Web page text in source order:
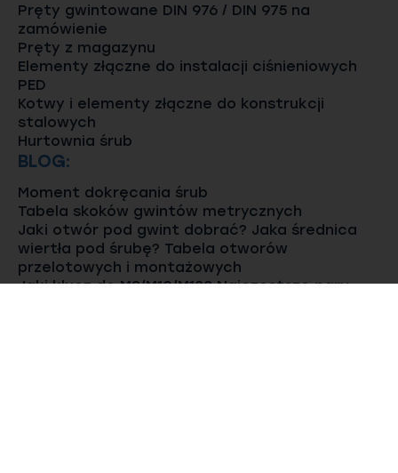
Pręty gwintowane DIN 976 / DIN 975 na
zamówienie
Pręty z magazynu
Elementy złączne do instalacji ciśnieniowych
PED
Kotwy i elementy złączne do konstrukcji
stalowych
Hurtownia śrub
BLOG:
Moment dokręcania śrub
Tabela skoków gwintów metrycznych
Jaki otwór pod gwint dobrać? Jaka średnica
wiertła pod śrubę? Tabela otworów
przelotowych i montażowych
Jaki klucz do M8/M10/M12? Najczęstsze pary